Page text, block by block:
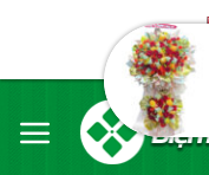
Chào